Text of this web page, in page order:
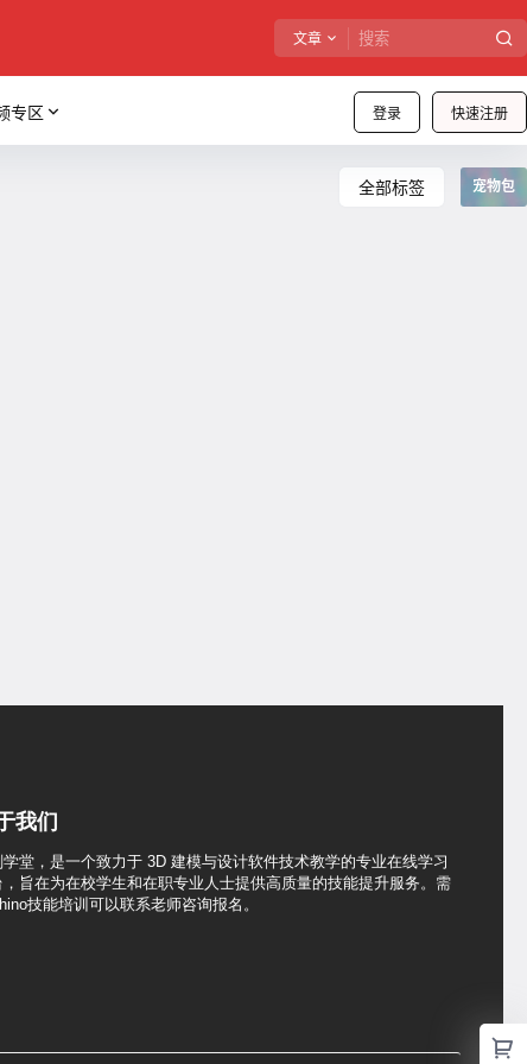
文章
登录 快速注册
专区
全部标签 宠物包
我们
学堂，是一个致力于 3D 建模与设计软件技术教学的专业在线学习
，旨在为在校学生和在职专业人士提供高质量的技能提升服务。需
技能培训可以联系老师咨询报名。